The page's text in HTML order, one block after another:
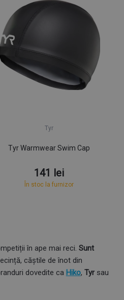
Tyr
Tyr Warmwear Swim Cap
141 lei
În stoc la furnizor
în ape mai reci. Sunt
căștile de înot din
dovedite ca Hiko, Tyrsau